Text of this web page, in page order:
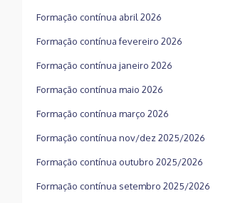
Formação contínua abril 2026
Formação contínua fevereiro 2026
Formação contínua janeiro 2026
Formação contínua maio 2026
Formação contínua março 2026
Formação contínua nov/dez 2025/2026
Formação contínua outubro 2025/2026
Formação contínua setembro 2025/2026